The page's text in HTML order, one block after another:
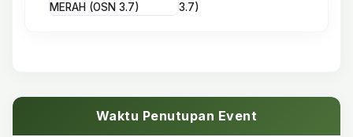
3.7)
Waktu Penutupan Event